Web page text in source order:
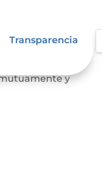
Transparencia
un hombre
y